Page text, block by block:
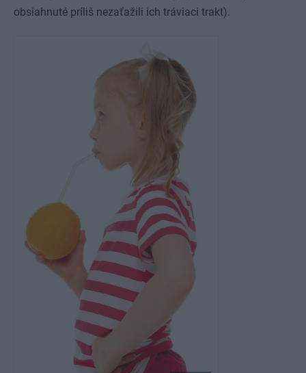
obsiahnuté príliš nezaťažili ich tráviaci trakt).